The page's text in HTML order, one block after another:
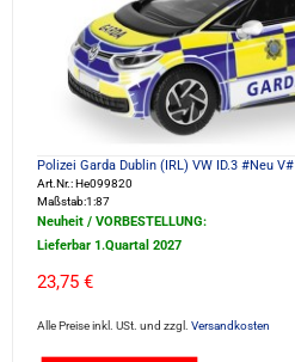
Polizei Garda Dublin (IRL) VW ID.3 #Neu V#
Art.Nr.: He099820
Maßstab:1:87
Neuheit / VORBESTELLUNG:
Lieferbar 1.Quartal 2027
23,75 €
Alle Preise inkl. USt. und zzgl. Versandkosten